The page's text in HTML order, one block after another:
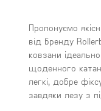
Пропонуємо
від бренду
ковзани
щоденного
легкі, добре
завдяки лезу з